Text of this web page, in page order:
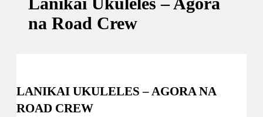
Notícias
Marcas
Promoções
na Road Crew
LANIKAI UKULELES – AGORA NA
ROAD CREW